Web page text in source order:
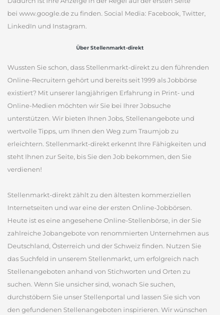
bei www.google.de zu finden. Social Media: Facebook, Twitter,
LinkedIn und Instagram.
Über Stellenmarkt-direkt
Wussten Sie schon, dass Stellenmarkt-direkt zu den führenden
Online-Recruitern gehört und bereits seit 1999 als Jobbörse
existiert? Mit unserer langjährigen Erfahrung in Print- und
Online-Medien möchten wir Sie bei Ihrer Jobsuche
unterstützen. Wir bieten Ihnen Jobs, Stellenangebote und
wertvolle Tipps, um Ihnen den Weg zum Traumjob zu
erleichtern. Stellenmarkt-direkt erkennt Ihre Fähigkeiten und
steht Ihnen zur Seite, bis Sie den Job bekommen, den Sie
verdienen!
Stellenmarkt-direkt zählt zu den ältesten kommerziellen
Internetseiten und war eine der ersten Online-Jobbörsen.
Heute ist es eine angesehene Online-Stellenbörse, in der Sie
zahlreiche Jobangebote von renommierten Unternehmen aus
Deutschland, Österreich und der Schweiz finden. Nutzen Sie
das Suchfeld in unserem Stellenmarkt, um erfolgreich nach
Stellenangeboten anhand von Stichworten und Orten zu
suchen. Wenn Sie unsicher sind, wonach Sie suchen,
durchstöbern Sie unser Stellenportal und lassen Sie sich von
den gefundenen Stellenangeboten inspirieren. Wir wünschen